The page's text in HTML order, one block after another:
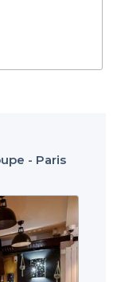
- Paris